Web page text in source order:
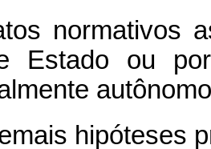
normativos
Estado ou
hipóteses